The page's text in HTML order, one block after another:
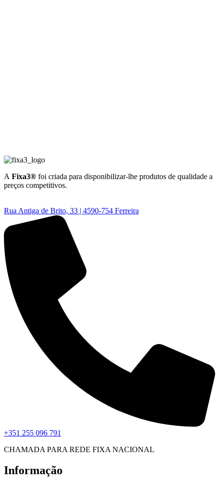
A Fixa3® foi criada para disponibilizar-lhe produtos de qualidade a
preços competitivos.
Rua Antiga de Brito, 33 | 4590-754 Ferreira
+351 255 096 791
CHAMADA PARA REDE FIXA NACIONAL
Informação